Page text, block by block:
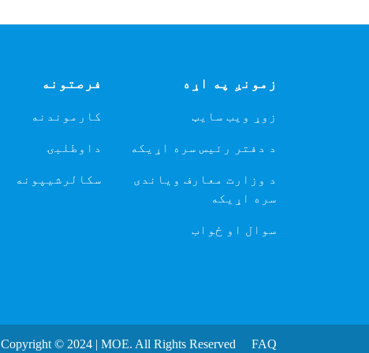
زمونږ په اړه
زوړ ویب سایټ
د دفتر رئیس سره اړیکه
د وزارت معارف ویاندی
سره اړیکه
سوال او ځواب
فرصتونه
کارموندنه
داوطلبۍ
سکالرشیپونه
Copyright © 2024 | MOE. All Rights Reserved FAQ